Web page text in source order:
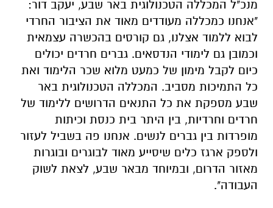
מנכ"ל המכללה הטכנולוגית באר שבע, יעקב דור:
"אנחנו כמכללה מעודדים מאוד את הציבור החרדי
לבוא ללמוד אצלנו, גם קורסים בהכשרה עצמאית
וכמובן גם לימודי הנדסאים. גברים חרדים יכולים
כיום לקבל מימון של כמעט מלוא שכר הלימוד ואת
כל התמיכות מסביב. המכללה הטכנולוגית באר
שבע מספקת את כל התנאים הדרושים ללימוד של
חרדים וחרדיות, בין היתר בית כנסת וכיתות
מופרדות בין גברים לנשים. אנחנו פה בשביל לעזור
ולספק ארגז כלים שיסייע מאוד לבוגרים ובוגרות
מאזור הדרום, ובמיוחד מבאר שבע, לצאת לשוק
העבודה".